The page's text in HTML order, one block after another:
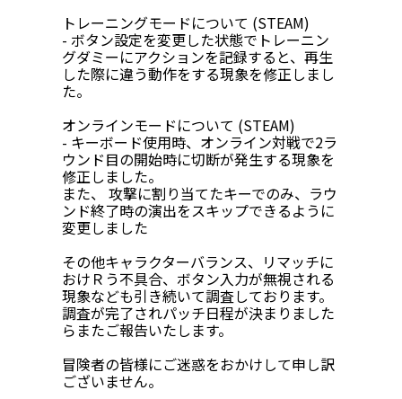
トレーニングモードについて (STEAM)
- ボタン設定を変更した状態でトレーニン
グダミーにアクションを記録すると、再生
した際に違う動作をする現象を修正しまし
た。
オンラインモードについて (STEAM)
- キーボード使用時、オンライン対戦で2ラ
ウンド目の開始時に切断が発生する現象を
修正しました。
また、 攻撃に割り当てたキーでのみ、ラウ
ンド終了時の演出をスキップできるように
変更しました
その他キャラクターバランス、リマッチに
おけＲう不具合、ボタン入力が無視される
現象なども引き続いて調査しております。
調査が完了されパッチ日程が決まりました
らまたご報告いたします。
冒険者の皆様にご迷惑をおかけして申し訳
ございません。